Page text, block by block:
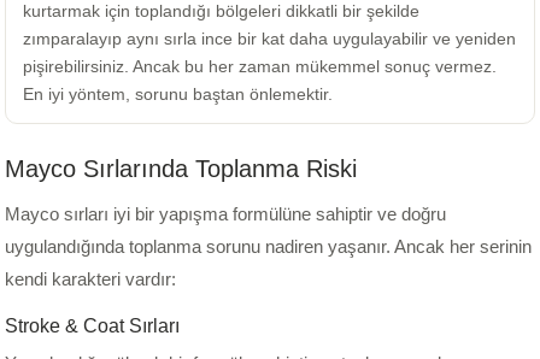
kurtarmak için toplandığı bölgeleri dikkatli bir şekilde
zımparalayıp aynı sırla ince bir kat daha uygulayabilir ve yeniden
pişirebilirsiniz. Ancak bu her zaman mükemmel sonuç vermez.
En iyi yöntem, sorunu baştan önlemektir.
Mayco Sırlarında Toplanma Riski
Mayco sırları iyi bir yapışma formülüne sahiptir ve doğru
uygulandığında toplanma sorunu nadiren yaşanır. Ancak her serinin
kendi karakteri vardır:
Stroke & Coat Sırları